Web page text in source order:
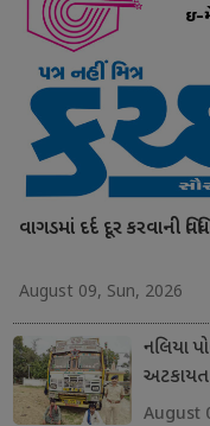
વાગડમાં દર્દ દૂર કરવાની
August 09, Sun, 2026
નલિયા
અટકાયત
August